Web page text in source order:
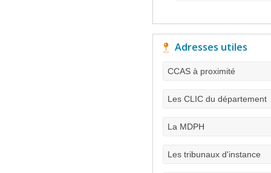
Adresses utiles
CCAS à proximité
Les CLIC du département
La MDPH
Les tribunaux d'instance